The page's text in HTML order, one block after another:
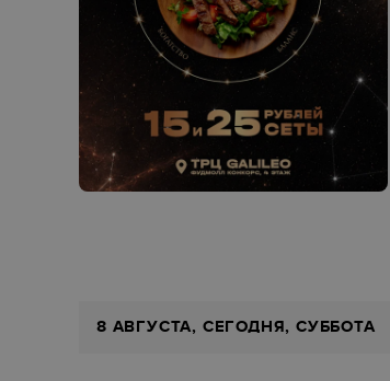
8 АВГУСТА, СЕГОДНЯ, СУББОТА